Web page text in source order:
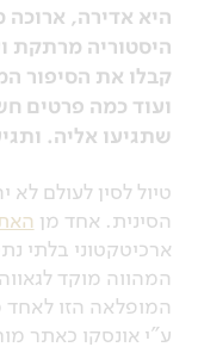
היא אדירה,
היסטוריה מרתקת
קבלו את הסיפור
ועוד כמה פרטים
שתגיעו אליה.
טיול לסין לעולם
הסינית. אחד מן
ארכיטקטוני בלתי
המהווה מוקד
המופלאה הזו
ע"י אונסקו כאתר